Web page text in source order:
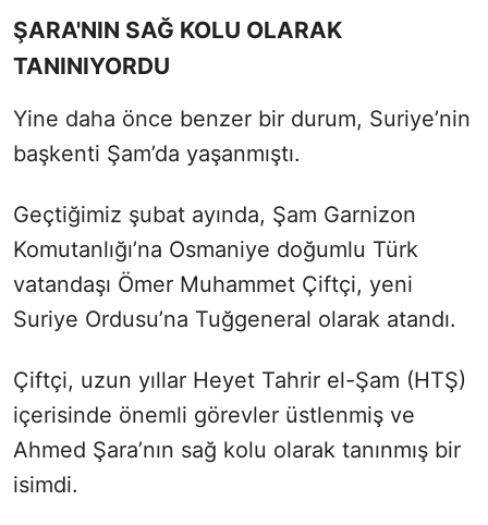
ŞARA'NIN SAĞ KOLU OLARAK
TANINIYORDU
Yine daha önce benzer bir durum, Suriye’nin
başkenti Şam’da yaşanmıştı.
Geçtiğimiz şubat ayında, Şam Garnizon
Komutanlığı’na Osmaniye doğumlu Türk
vatandaşı Ömer Muhammet Çiftçi, yeni
Suriye Ordusu’na Tuğgeneral olarak atandı.
Çiftçi, uzun yıllar Heyet Tahrir el-Şam (HTŞ)
içerisinde önemli görevler üstlenmiş ve
Ahmed Şara’nın sağ kolu olarak tanınmış bir
isimdi.